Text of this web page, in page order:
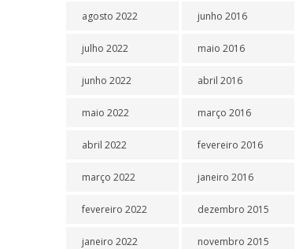
agosto 2022
julho 2022
junho 2022
maio 2022
abril 2022
março 2022
fevereiro 2022
janeiro 2022
junho 2016
maio 2016
abril 2016
março 2016
fevereiro 2016
janeiro 2016
dezembro 2015
novembro 2015